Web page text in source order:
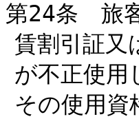
第24条 旅
賃割引証又
が不正使用
その使用資